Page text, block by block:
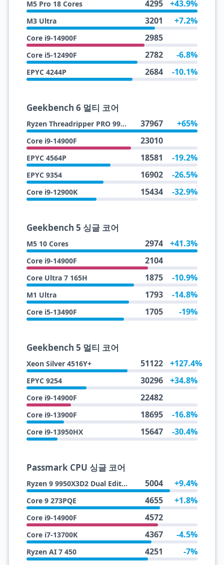
M5 Pro 18 Cores 4295 +43.9%
M3 Ultra 3201 +7.2%
Core i9-14900F 2985
Core i5-12490F 2782 -6.8%
EPYC 4244P 2684 -10.1%
Geekbench 6 멀티 코어
Ryzen Threadripper PRO 9985WX 37967 +65%
Core i9-14900F 23010
EPYC 4564P 18581 -19.2%
EPYC 9354 16902 -26.5%
Core i9-12900K 15434 -32.9%
Geekbench 5 싱글 코어
M5 10 Cores 2974 +41.3%
Core i9-14900F 2104
Core Ultra 7 165H 1875 -10.9%
M1 Ultra 1793 -14.8%
Core i5-13490F 1705 -19%
Geekbench 5 멀티 코어
Xeon Silver 4516Y+ 51122 +127.4%
EPYC 9254 30296 +34.8%
Core i9-14900F 22482
Core i9-13900F 18695 -16.8%
Core i9-13950HX 15647 -30.4%
Passmark CPU 싱글 코어
Ryzen 9 9950X3D2 Dual Edition 5004 +9.4%
Core 9 273PQE 4655 +1.8%
Core i9-14900F 4572
Core i7-13700K 4367 -4.5%
Ryzen AI 7 450 4251 -7%